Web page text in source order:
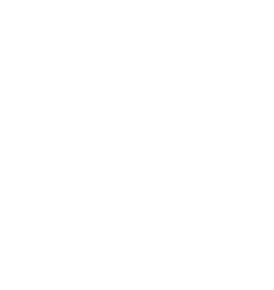
，立誓肃清
繁星坠落的荒漠， 穿过现实的迷宫，欢
蜕变——她不
一边为救治师父森木宇冲击仙蜜试炼赛